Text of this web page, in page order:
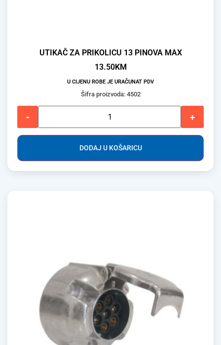
UTIKAČ ZA PRIKOLICU 13 PINOVA MAX
13.50KM
U CIJENU ROBE JE URAČUNAT PDV
Šifra proizvoda: 4502
- +
DODAJ U KOŠARICU